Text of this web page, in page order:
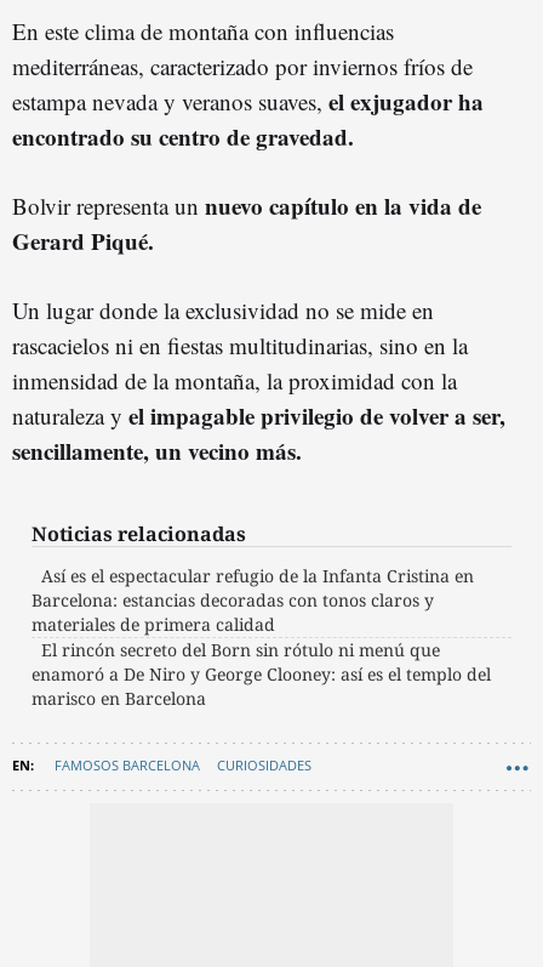
En este clima de montaña con influencias
mediterráneas, caracterizado por inviernos fríos de
estampa nevada y veranos suaves, el exjugador ha
encontrado su centro de gravedad.
Bolvir representa un nuevo capítulo en la vida de
Gerard Piqué.
Un lugar donde la exclusividad no se mide en
rascacielos ni en fiestas multitudinarias, sino en la
inmensidad de la montaña, la proximidad con la
naturaleza y el impagable privilegio de volver a ser,
sencillamente, un vecino más.
Noticias relacionadas
Así es el espectacular refugio de la Infanta Cristina en
Barcelona: estancias decoradas con tonos claros y
materiales de primera calidad
El rincón secreto del Born sin rótulo ni menú que
enamoró a De Niro y George Clooney: así es el templo del
marisco en Barcelona
FAMOSOS BARCELONA CURIOSIDADES